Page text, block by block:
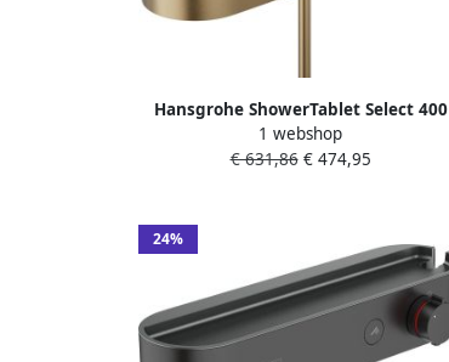
Hansgrohe ShowerTablet Select 400
opbouw douchethermostaat Brushed
Bronze
1 webshop
€ 631,86€ 474,95
24%